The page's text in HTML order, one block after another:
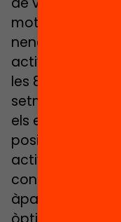
motivadores
nenes del seu
activitats
les 80 hores,
setmanes, com
els estudis que
positiu
activitats han
condicions
àpats